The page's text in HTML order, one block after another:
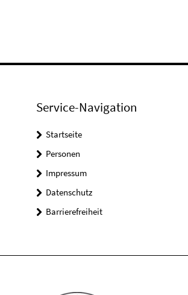
Service-Navigation
Startseite
Personen
Impressum
Datenschutz
Barrierefreiheit